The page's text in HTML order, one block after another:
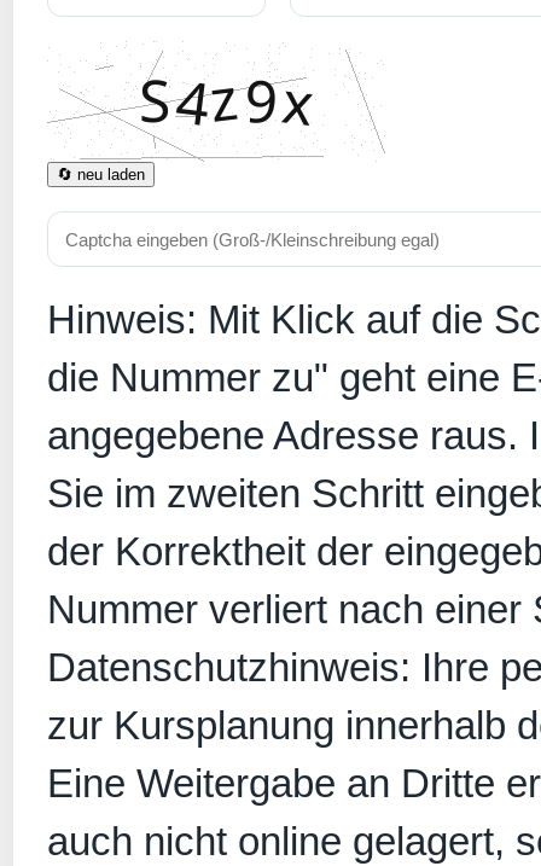
🔄 neu laden
Hinweis: Mit Klick auf die
die Nummer zu" geht eine
angegebene Adresse raus.
Sie im zweiten Schritt
der Korrektheit der
Nummer verliert nach einer
Datenschutzhinweis: Ihre
zur Kursplanung innerhalb
Eine Weitergabe an Dritte
auch nicht online gelagert,